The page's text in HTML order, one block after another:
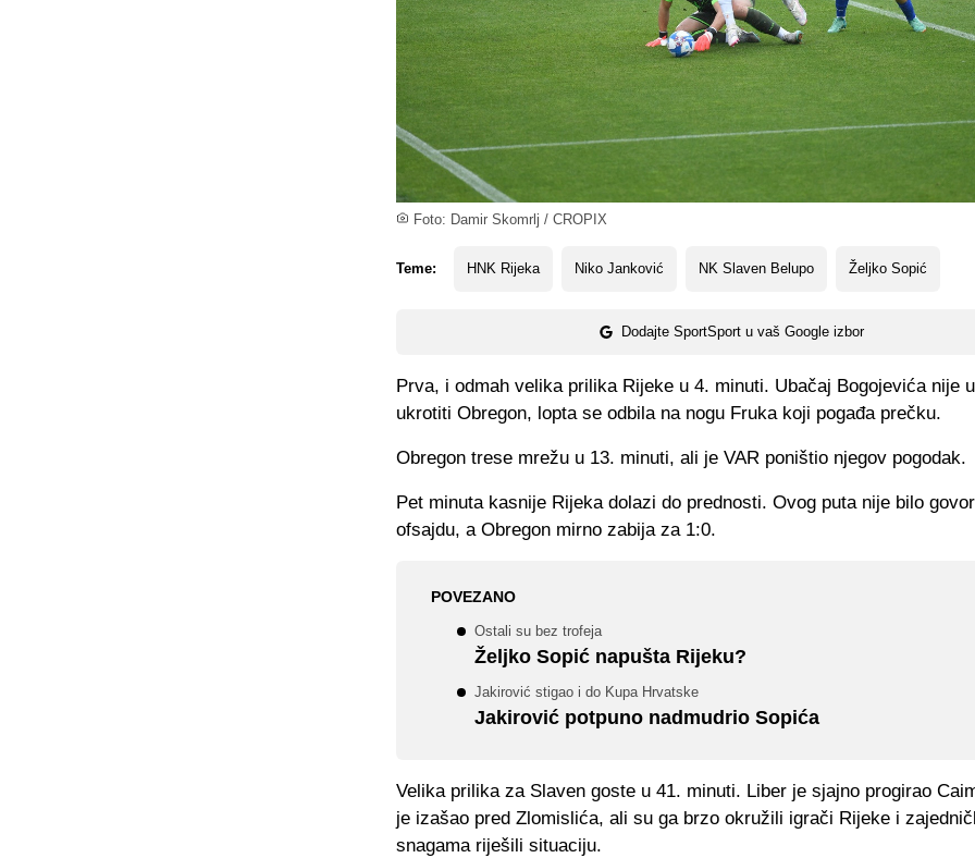
Foto: Damir Skomrlj / CROPIX
Teme: HNK Rijeka Niko Janković NK Slaven Belupo Željko Sopić
Dodajte SportSport u vaš Google izbor
Prva, i odmah velika prilika Rijeke u 4. minuti. Ubačaj Bogojevića nije
ukrotiti Obregon, lopta se odbila na nogu Fruka koji pogađa prečku.
Obregon trese mrežu u 13. minuti, ali je VAR poništio njegov pogodak.
Pet minuta kasnije Rijeka dolazi do prednosti. Ovog puta nije bilo
ofsajdu, a Obregon mirno zabija za 1:0.
POVEZANO
Ostali su bez trofeja
Željko Sopić napušta Rijeku?
Jakirović stigao i do Kupa Hrvatske
Jakirović potpuno nadmudrio Sopića
Velika prilika za Slaven goste u 41. minuti. Liber je sjajno progirao
je izašao pred Zlomislića, ali su ga brzo okružili igrači Rijeke i
snagama riješili situaciju.